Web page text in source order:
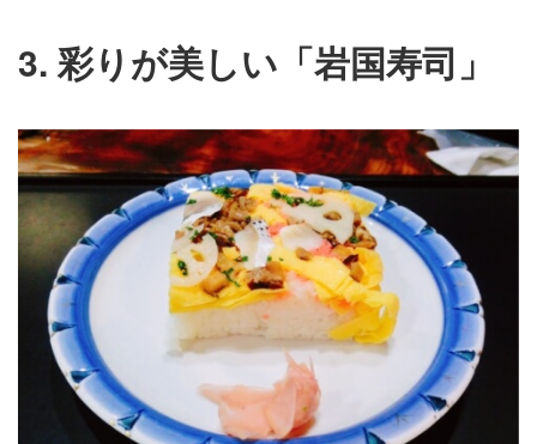
3. 彩りが美しい「岩国寿司」